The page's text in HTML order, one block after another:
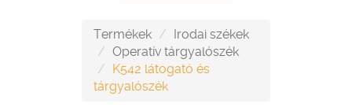
Termékek
Irodai székek
Operatív tárgyalószék
K542 látogató és
tárgyalószék